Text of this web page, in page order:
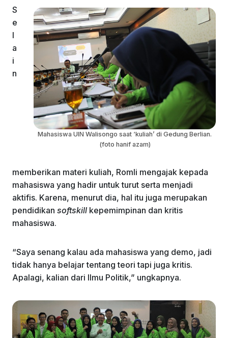
Mahasiswa UIN Walisongo saat ‘kuliah’ di Gedung Berlian.
(foto hanif azam)
S
e
l
a
i
n
memberikan materi kuliah, Romli mengajak kepada
mahasiswa yang hadir untuk turut serta menjadi
aktifis. Karena, menurut dia, hal itu juga merupakan
pendidikan softskill kepemimpinan dan kritis
mahasiswa.
“Saya senang kalau ada mahasiswa yang demo, jadi
tidak hanya belajar tentang teori tapi juga kritis.
Apalagi, kalian dari Ilmu Politik,” ungkapnya.